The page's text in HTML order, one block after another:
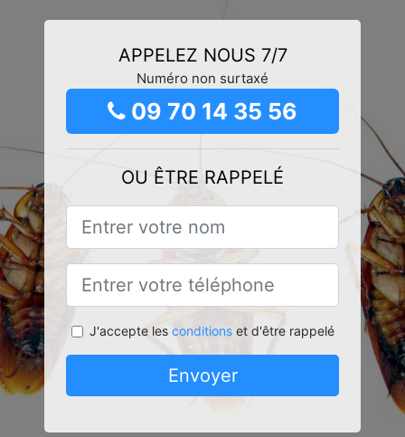
APPELEZ NOUS 7/7
Numéro non surtaxé
09 70 14 35 56
OU ÊTRE RAPPELÉ
J'accepte les conditionset d'être rappelé
Envoyer